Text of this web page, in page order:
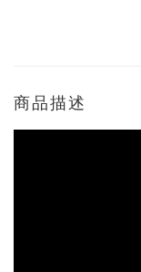
商品描述